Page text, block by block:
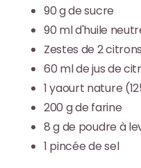
90gde sucre
90 mld'huile
Zestes de 2 citrons
60 mlde jus de
1yaourt nature
200 gde farine
8gde poudre à
1 pincée de sel